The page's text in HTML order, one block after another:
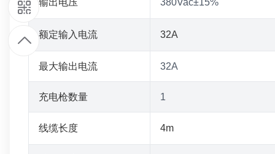
输出电压 380Vac±15%
额定输入电流 32A
最大输出电流 32A
充电枪数量 1
线缆长度 4m
9
1
9
7
9